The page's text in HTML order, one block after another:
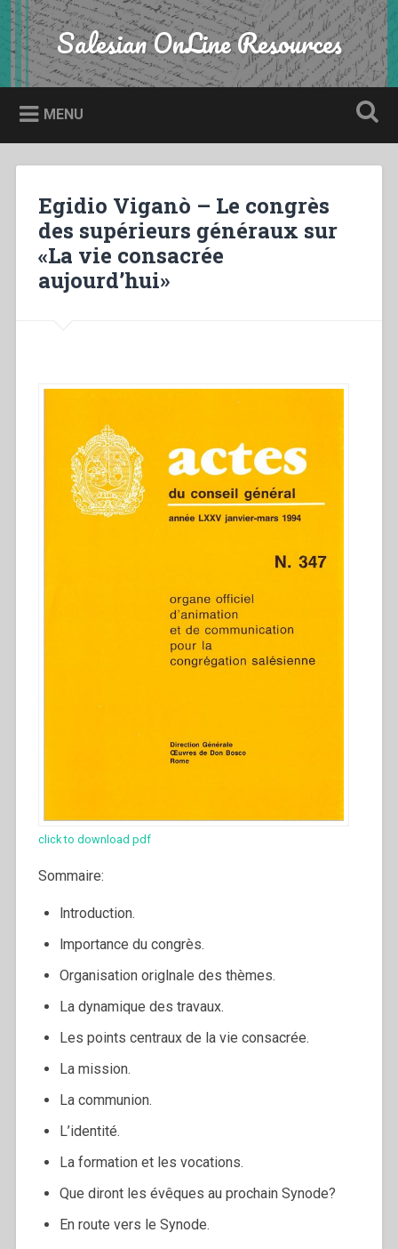
Skip
to
content
Search Salesian OnLine Resources
MENU
Egidio Viganò – Le congrès
des supérieurs généraux sur
«La vie consacrée
aujourd’hui»
click to download pdf
Sommaire:
lntroduction.
lmportance du congrès.
Organisation origlnale des thèmes.
La dynamique des travaux.
Les points centraux de la vie consacrée.
La mission.
La communion.
L’identité.
La formation et les vocations.
Que diront les évêques au prochain Synode?
En route vers le Synode.